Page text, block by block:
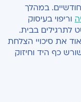
במהלך
וריפוי בעיסוק
לתרגילים בבית.
את סיכויי הצלחת
כף היד וחיזוק